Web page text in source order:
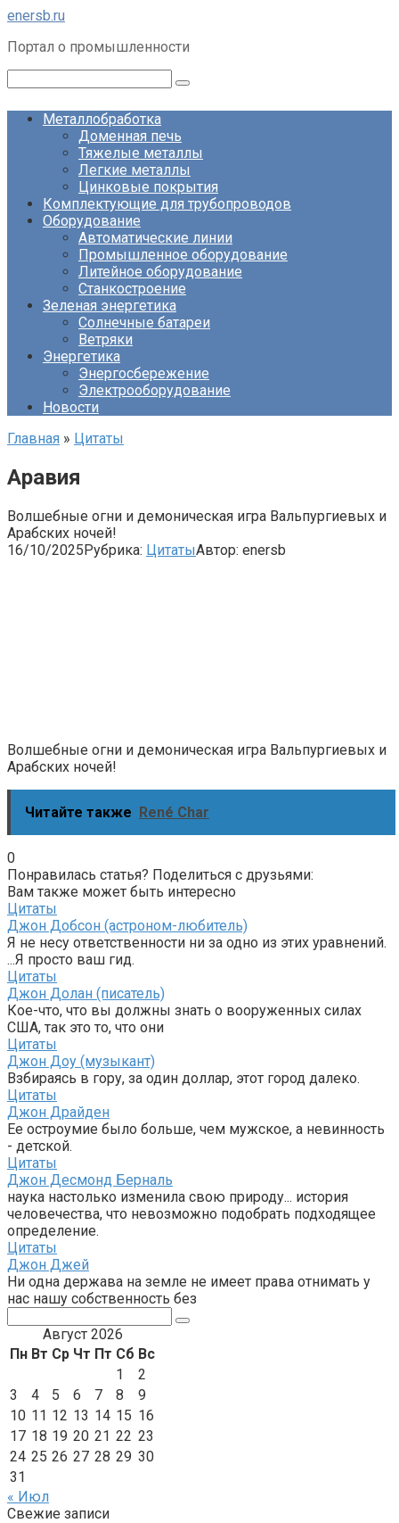
Перейти
контенту
enersb.ru
Портал о промышленности
Металлобработка
Доменная печь
Тяжелые металлы
Легкие металлы
Цинковые покрытия
Комплектующие для трубопроводов
Оборудование
Автоматические линии
Промышленное оборудование
Литейное оборудование
Станкостроение
Зеленая энергетика
Солнечные батареи
Ветряки
Энергетика
Энергосбережение
Электрооборудование
Новости
Главная » Цитаты
Аравия
Волшебные огни и демоническая игра Вальпургиевых и
Арабских ночей!
16/10/2025Рубрика: ЦитатыАвтор: enersb
Волшебные огни и демоническая игра Вальпургиевых и
Арабских ночей!
Читайте также René Char
0
Понравилась статья? Поделиться с друзьями:
Вам также может быть интересно
Цитаты
Джон Добсон (астроном-любитель)
Я не несу ответственности ни за одно из этих уравнений.
...Я просто ваш гид.
Цитаты
Джон Долан (писатель)
Кое-что, что вы должны знать о вооруженных силах
США, так это то, что они
Цитаты
Джон Доу (музыкант)
Взбираясь в гору, за один доллар, этот город далеко.
Цитаты
Джон Драйден
Ее остроумие было больше, чем мужское, а невинность
- детской.
Цитаты
Джон Десмонд Берналь
наука настолько изменила свою природу... история
человечества, что невозможно подобрать подходящее
определение.
Цитаты
Джон Джей
Ни одна держава на земле не имеет права отнимать у
нас нашу собственность без
Август 2026
Пн Вт Ср Чт Пт Сб Вс
1
2
3
4 5 6 7 8
9
10 11 12 13 14 15 16
17 18 19 20 21 22 23
24 25 26 27 28 29 30
31
« Июл
Свежие записи